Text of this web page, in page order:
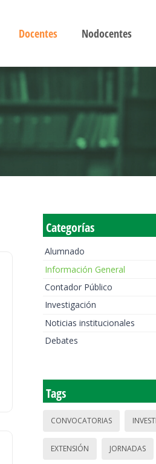
Docentes Nodocentes
Categorías
Alumnado
Información General
Contador Público
Investigación
Noticias institucionales
Debates
Tags
CONVOCATORIAS
EXTENSIÓN JORNADAS